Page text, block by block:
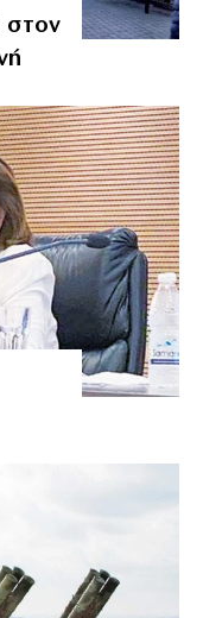
στον